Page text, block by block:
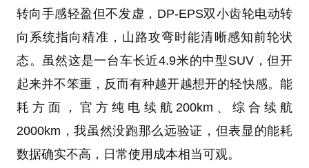
转向手感轻盈但不发虚，DP-EPS双小齿轮电动转
向系统指向精准，山路攻弯时能清晰感知前轮状
态。虽然这是一台车长近4.9米的中型SUV，但开
起来并不笨重，反而有种越开越想开的轻快感。能
耗方面，官方纯电续航200km、综合续航
2000km，我虽然没跑那么远验证，但表显的能耗
数据确实不高，日常使用成本相当可观。